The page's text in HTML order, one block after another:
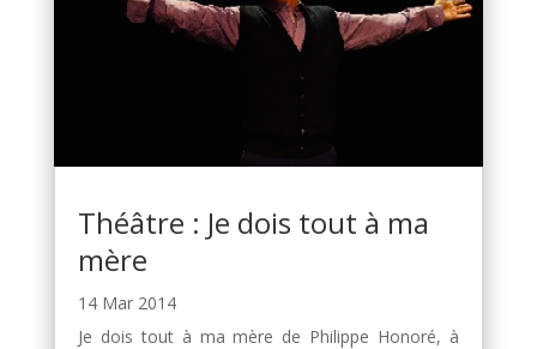
Théâtre : Je dois tout à ma
mère
14 Mar 2014
Je dois tout à ma mère de Philippe Honoré, à